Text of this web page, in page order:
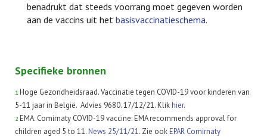
benadrukt dat steeds voorrang moet gegeven worden
aan de vaccins uit het basisvaccinatieschema.
Specifieke bronnen
1 Hoge Gezondheidsraad. Vaccinatie tegen COVID-19 voor kinderen van
5-11 jaar in België. Advies 9680. 17/12/21. Klikhier.
2 EMA. Comirnaty COVID-19 vaccine: EMA recommends approval for
children aged 5 to 11.News 25/11/21. Zie ookEPAR Comirnaty